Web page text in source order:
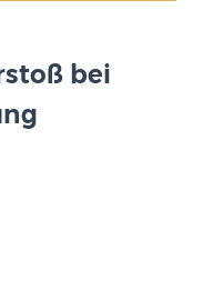
bei